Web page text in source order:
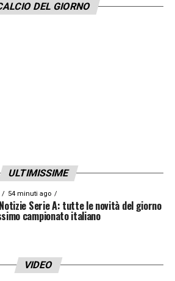
DEL GIORNO
ULTIMISSIME
54 minuti ago
Serie A: tutte le novità del giorno
campionato italiano
VIDEO